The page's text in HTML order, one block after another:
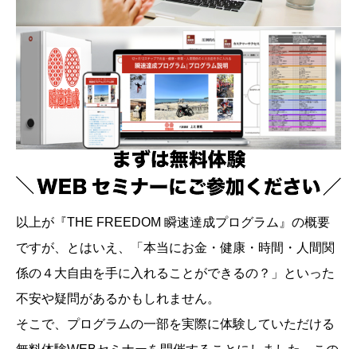
以上が『THE FREEDOM 瞬速達成プログラム』の概要
ですが、とはいえ、「本当にお金・健康・時間・人間関
係の４大自由を手に入れることができるの？」といった
不安や疑問があるかもしれません。
そこで、プログラムの一部を実際に体験していただける